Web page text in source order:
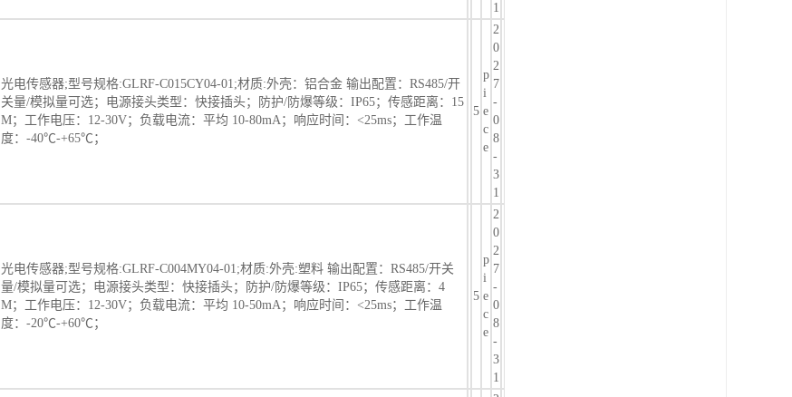
1
光电传感器;型号规格:GLRF-C015CY04-01;材质:外壳：铝合金 输出配置：RS485/开
关量/模拟量可选；电源接头类型：快接插头；防护/防爆等级：IP65；传感距离：15
M；工作电压：12-30V；负载电流：平均 10-80mA；响应时间：<25ms；工作温
度：-40℃-+65℃；
5
p
i
e
c
e
2
0
2
7
-
0
8
-
3
1
光电传感器;型号规格:GLRF-C004MY04-01;材质:外壳:塑料 输出配置：RS485/开关
量/模拟量可选；电源接头类型：快接插头；防护/防爆等级：IP65；传感距离：4
M；工作电压：12-30V；负载电流：平均 10-50mA；响应时间：<25ms；工作温
度：-20℃-+60℃；
5
p
i
e
c
e
2
0
2
7
-
0
8
-
3
1